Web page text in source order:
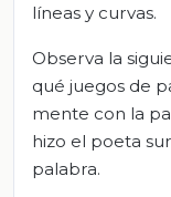
líneas y curvas.
Observa la
qué juegos de
mente con la
hizo el poeta
palabra.